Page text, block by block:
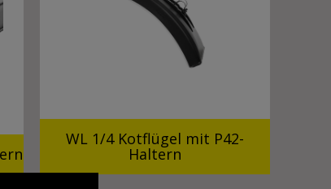
WL 1/4 Kotflügel mit P42-
Haltern